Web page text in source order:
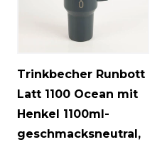
Trinkbecher Runbott
Latt 1100 Ocean mit
Henkel 1100ml-
geschmacksneutral,